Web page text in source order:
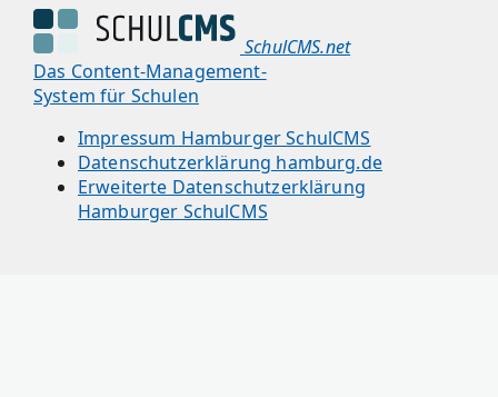
SchulCMS.net
Das Content-Management-
System für Schulen
Impressum Hamburger SchulCMS
Datenschutzerklärung hamburg.de
Erweiterte Datenschutzerklärung
Hamburger SchulCMS